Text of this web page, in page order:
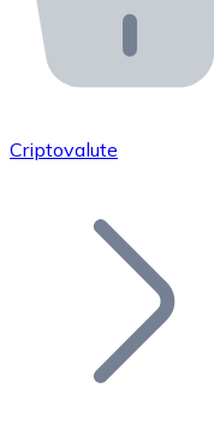
API Bitnovo
Integra la nostra
Unisciti alla
Aggiungi il
Criptovalute